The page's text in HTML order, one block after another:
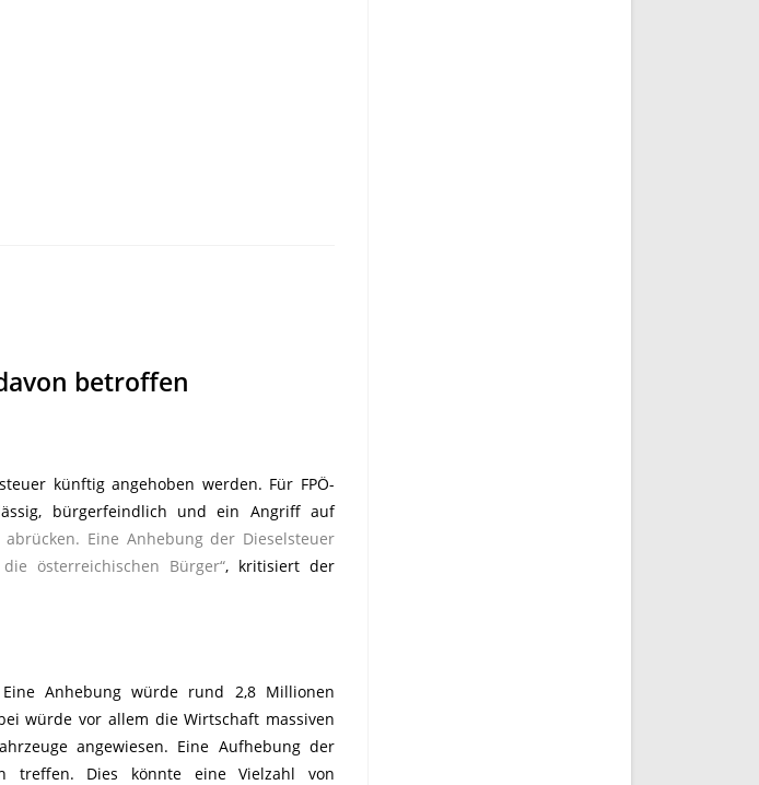
betroffen
künftig angehoben werden. Für FPÖ-
bürgerfeindlich und ein Angriff auf
Eine Anhebung der Dieselsteuer
österreichischen Bürger“, kritisiert der
Anhebung würde rund 2,8 Millionen
würde vor allem die Wirtschaft massiven
angewiesen. Eine Aufhebung der
treffen. Dies könnte eine Vielzahl von